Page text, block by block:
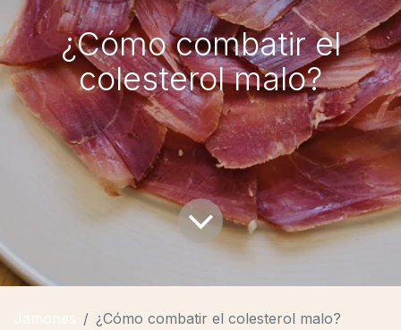
¿Cómo combatir el
colesterol malo?
Jamones ¿Cómo combatir el colesterol malo?